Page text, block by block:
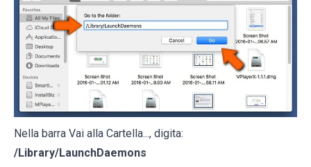
Nella barra Vai alla Cartella..., digita:
/Library/LaunchDaemons